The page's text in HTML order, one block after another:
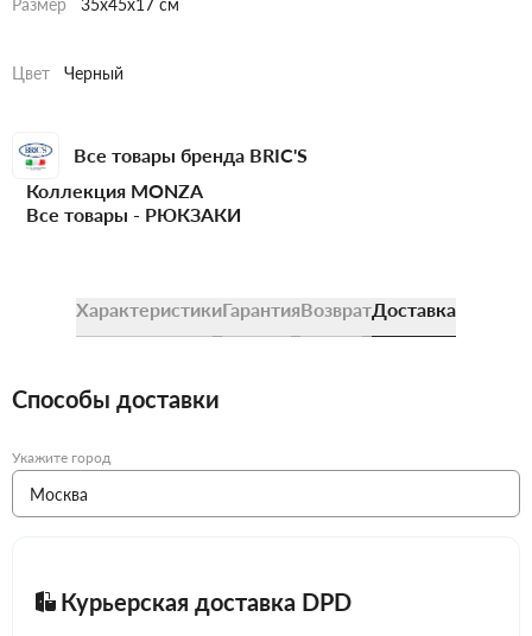
Размер 35x45x17 см
Цвет Черный
Все товары бренда BRIC'S
Коллекция MONZA
Все товары - РЮКЗАКИ
ХарактеристикиГарантияВозвратДоставка
Способы доставки
Укажите город
Курьерская доставка DPD